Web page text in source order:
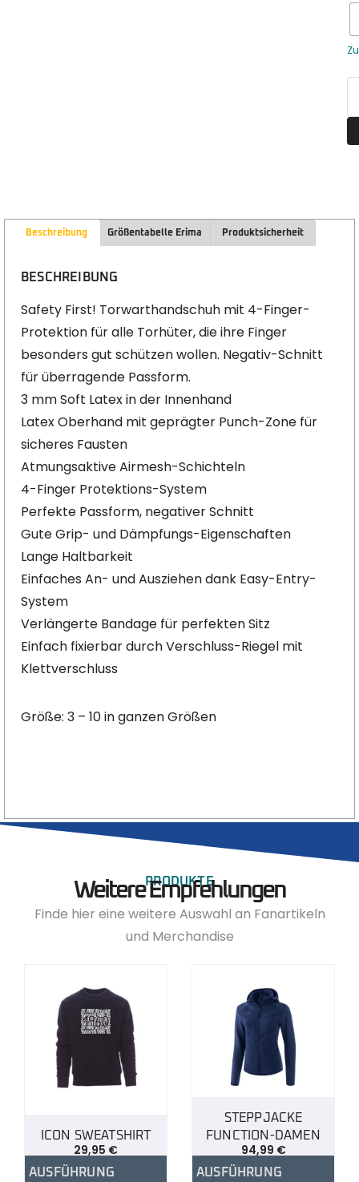
Beschreibung Größentabelle Erima Produktsicherheit
BESCHREIBUNG
Safety First! Torwarthandschuh mit 4-Finger-
Protektion für alle Torhüter, die ihre Finger
besonders gut schützen wollen. Negativ-Schnitt
für überragende Passform.
3 mm Soft Latex in der Innenhand
Latex Oberhand mit geprägter Punch-Zone für
sicheres Fausten
Atmungsaktive Airmesh-Schichteln
4-Finger Protektions-System
Perfekte Passform, negativer Schnitt
Gute Grip- und Dämpfungs-Eigenschaften
Lange Haltbarkeit
Einfaches An- und Ausziehen dank Easy-Entry-
System
Verlängerte Bandage für perfekten Sitz
Einfach fixierbar durch Verschluss-Riegel mit
Klettverschluss
Größe: 3 – 10 in ganzen Größen
PRODUKTE
Weitere Empfehlungen
Finde hier eine weitere Auswahl an Fanartikeln
und Merchandise
ICON SWEATSHIRT
29,95 €
AUSFÜHRUNG
STEPPJACKE
FUNCTION-DAMEN
94,99 €
AUSFÜHRUNG